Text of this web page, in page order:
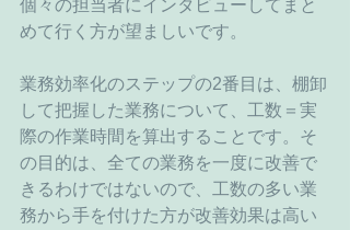
個々の担当者にインタビューしてまと
めて行く方が望ましいです。
業務効率化のステップの2番目は、棚卸
して把握した業務について、工数＝実
際の作業時間を算出することです。そ
の目的は、全ての業務を一度に改善で
きるわけではないので、工数の多い業
務から手を付けた方が改善効果は高い